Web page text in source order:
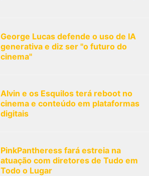
George Lucas defende o uso de IA
generativa e diz ser "o futuro do
cinema"
Alvin e os Esquilos terá reboot no
cinema e conteúdo em plataformas
digitais
PinkPantheress fará estreia na
atuação com diretores de Tudo em
Todo o Lugar